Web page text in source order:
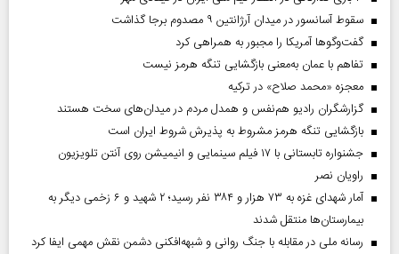
سقوط آسانسور در میدان آرژانتین ۹ مصدوم برجا گذاشت
گفت‌وگوها آمریکا را مجبور به همراهی کرد
تفاهم با عمان به‌معنی بازگشایی تنگه هرمز نیست
معجزه «محمد صلاح» در ترکیه
گزارشگران رادیو هم‌نفس و همدل مردم در میدان‌های سخت هستند
بازگشایی تنگه هرمز مشروط به پذیرش شروط ایران است
جشنواره تابستانی با ۱۷ فیلم سینمایی و انیمیشن روی آنتن تلویزیون
راویان نصر
آمار شهدای غزه به ۷۳ هزار و ۳۸۴ نفر رسید؛ ۲ شهید و ۶ زخمی دیگر به
بیمارستان‌ها منتقل شدند
رسانه ملی در مقابله با جنگ روانی و شبهه‌افکنی دشمن نقش مهمی ایفا کرد